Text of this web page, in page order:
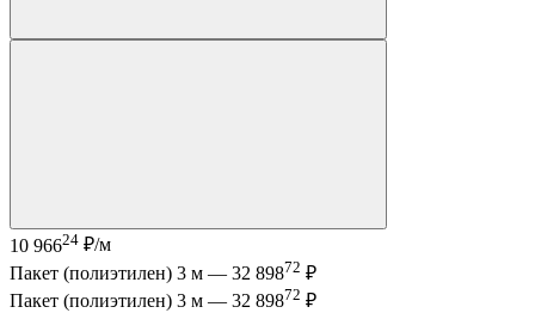
10 96624 ₽/м
Пакет (полиэтилен) 3 м — 32 89872 ₽
Пакет (полиэтилен) 3 м — 32 89872 ₽